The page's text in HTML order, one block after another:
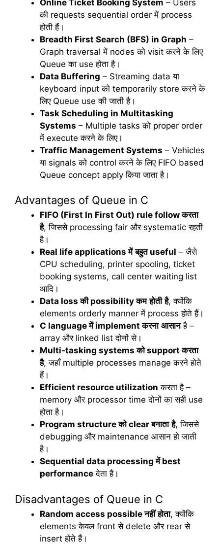
Online Ticket Booking System – Users
की requests sequential order में process
होती हैं।
Breadth First Search (BFS) in Graph –
Graph traversal में nodes को visit करने के लिए
Queue का use होता है।
Data Buffering – Streaming data या
keyboard input को temporarily store करने के
लिए Queue use की जाती है।
Task Scheduling in Multitasking
Systems – Multiple tasks को proper order
में execute करने के लिए।
Traffic Management Systems – Vehicles
या signals को control करने के लिए FIFO based
Queue concept apply किया जाता है।
Advantages of Queue in C
FIFO (First In First Out) rule followकरता
है, जिससे processing fair और systematic रहती
है।
Real life applicationsमें बहुतuseful – जैसे
CPU scheduling, printer spooling, ticket
booking systems, call center waiting list
आदि।
Data lossकीpossibilityकम होती है, क्योंकि
elements orderly manner में process होते हैं।
C languageमेंimplementकरना आसानहै –
array और linked list दोनों से।
Multi-tasking systemsकोsupportकरता
है, जहाँ multiple processes manage करने होते
हैं।
Efficient resource utilization करता है –
memory और processor time दोनों का सही use
होता है।
Program structureकोclearबनाता है, जिससे
debugging और maintenance आसान हो जाती
है।
Sequential data processingमेंbest
performance देता है।
Disadvantages of Queue in C
Random access possibleनहीं होता, क्योंकि
elements केवल front से delete और rear से
insert होते हैं।